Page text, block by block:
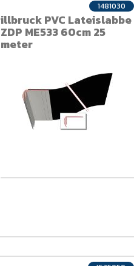
illbruck PVC Lateislabbe
ZDP ME533 60cm 25
meter
1481030